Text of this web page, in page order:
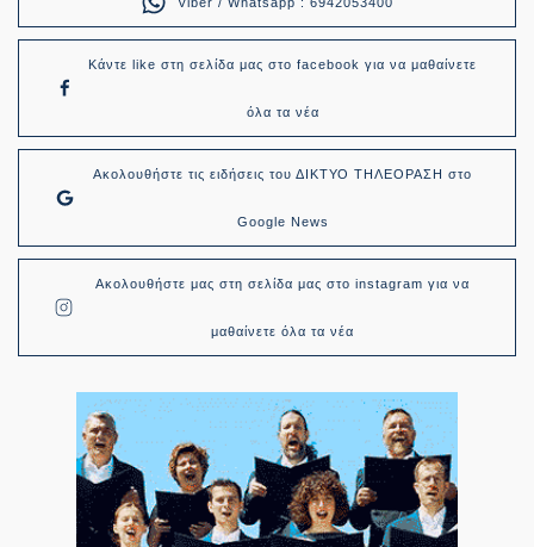
Κάντε like στη σελίδα μας στο facebook για να μαθαίνετε
όλα τα νέα
Ακολουθήστε τις ειδήσεις του ΔΙΚΤΥΟ ΤΗΛΕΟΡΑΣΗ στο
Google News
Ακολουθήστε μας στη σελίδα μας στο instagram για να
μαθαίνετε όλα τα νέα